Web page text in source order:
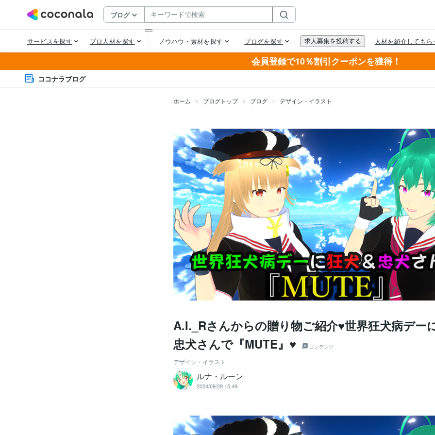
会員登録で10％割引クーポンを獲得！
ココナラブログ
ホーム ブログトップ ブログ デザイン・イラスト
A.I._Rさんからの贈り物ご紹介♥世界狂犬病デー
忠犬さんで『MUTE』♥
コンテンツ
デザイン・イラスト
ルナ・ルーン
2024/09/29 15:49